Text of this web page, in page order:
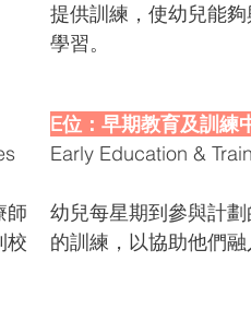
提供訓練，使幼兒能
學習。
師
校
E位：早期教育及訓練
Early Education &
幼兒每星期到參與計
的訓練，以協助他們融